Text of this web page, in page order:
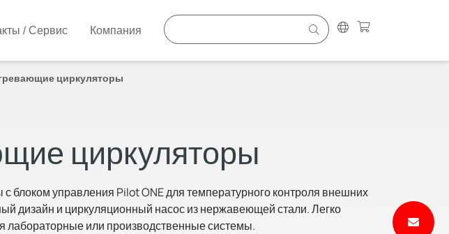
/ Сервис Компания
циркуляторы
циркуляторы
блоком управления Pilot ONE для температурного контроля внешних
дизайн и циркуляционный насос из нержавеющей стали. Легко
лабораторные или производственные системы.